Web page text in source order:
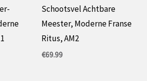
Schootsvel Achtbare
Meester, Moderne Franse
Ritus, AM2
€69.99